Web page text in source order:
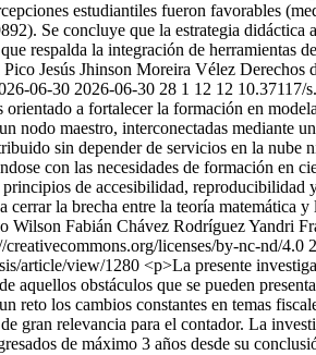
estudiantiles fueron favorables
Se concluye que la estrategia
respalda la integración de
Jesús Jhinson Moreira Vélez Derechos
06-30 2026-06-30 28 1 12 12 10.37117/
a fortalecer la formación en
nodo maestro, interconectadas
sin depender de servicios en la nube
con las necesidades de formación
de accesibilidad,
la brecha entre la teoría
Wilson Fabián Chávez RodríguezYandri
licenses/by-nc-nd/4.0
article/view/1280 <p>La presente
aquellos obstáculos que se pueden
reto los cambios constantes en temas
gran relevancia para el contador. La
de máximo 3 años desde su